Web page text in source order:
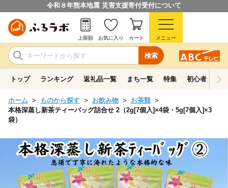
令和８年熊本地震 災害支援寄付受付について
検索
上限額 お気に入り カート メニュー
トップ ランキング 返礼品一覧 まち一覧 特集 初心者ガイド
ホーム ものから探す お飲み物
お茶類
本格深蒸し新茶ティーバッグ詰合せ 2（2g[7個入]×4袋・5g[7個入]×3
袋）